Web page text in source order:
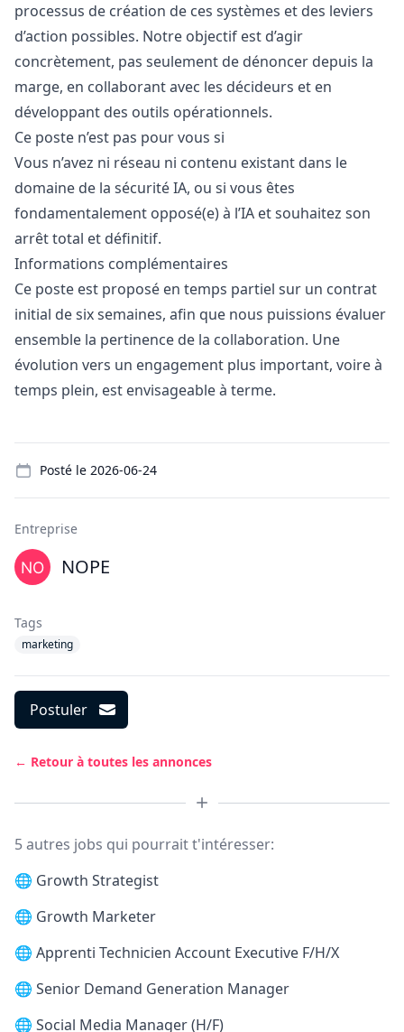
processus de création de ces systèmes et des leviers
d’action possibles. Notre objectif est d’agir
concrètement, pas seulement de dénoncer depuis la
marge, en collaborant avec les décideurs et en
développant des outils opérationnels.
Ce poste n’est pas pour vous si
Vous n’avez ni réseau ni contenu existant dans le
domaine de la sécurité IA, ou si vous êtes
fondamentalement opposé(e) à l’IA et souhaitez son
arrêt total et définitif.
Informations complémentaires
Ce poste est proposé en temps partiel sur un contrat
initial de six semaines, afin que nous puissions évaluer
ensemble la pertinence de la collaboration. Une
évolution vers un engagement plus important, voire à
temps plein, est envisageable à terme.
Posté le 2026-06-24
Entreprise
NOPE
Tags
marketing
Postuler
← Retour à toutes les annonces
5 autres jobs qui pourrait t'intéresser:
🌐 Growth Strategist
🌐 Growth Marketer
🌐 Apprenti Technicien Account Executive F/H/X
🌐 Senior Demand Generation Manager
🌐 Social Media Manager (H/F)